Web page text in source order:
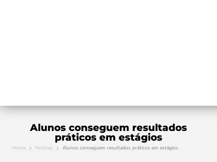
Alunos conseguem resultados
práticos em estágios
Home Notícias Alunos conseguem resultados práticos em estágios